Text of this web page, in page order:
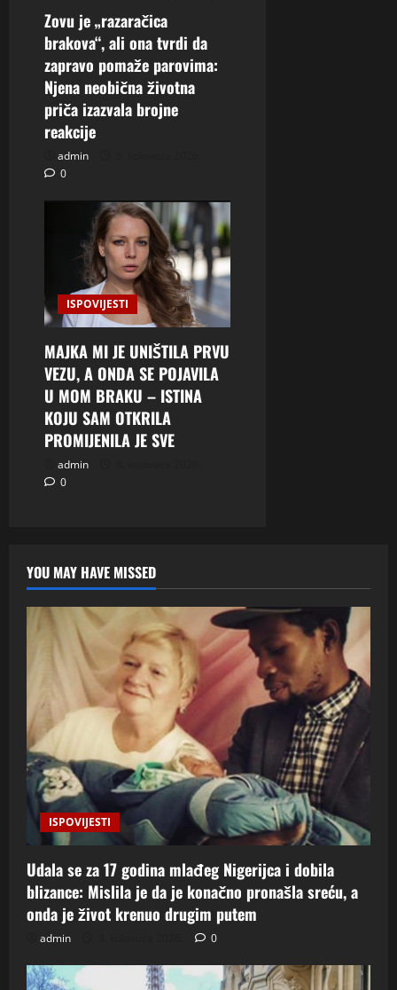
Zovu je „razaračica
brakova“, ali ona tvrdi da
zapravo pomaže parovima:
Njena neobična životna
priča izazvala brojne
reakcije
admin
0
ISPOVIJESTI
MAJKA MI JE UNIŠTILA PRVU
VEZU, A ONDA SE POJAVILA
U MOM BRAKU – ISTINA
KOJU SAM OTKRILA
PROMIJENILA JE SVE
admin
0
YOU MAY HAVE MISSED
ISPOVIJESTI
Udala se za 17 godina mlađeg Nigerijca i dobila
blizance: Mislila je da je konačno pronašla sreću, a
onda je život krenuo drugim putem
admin 0